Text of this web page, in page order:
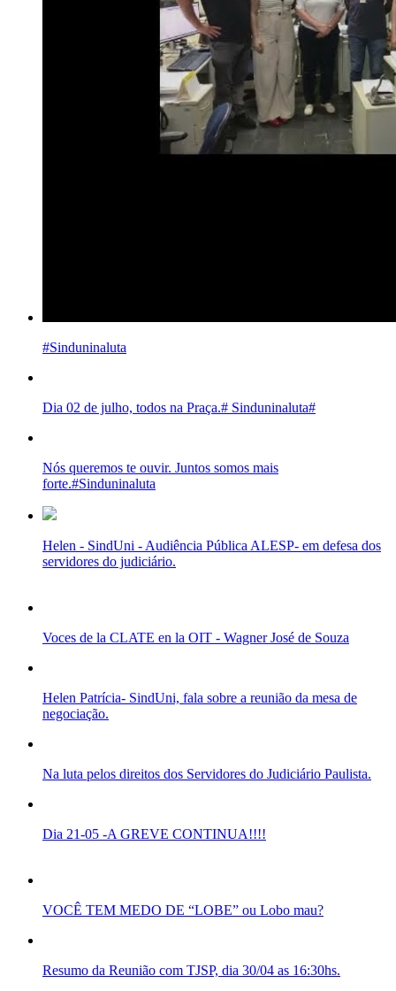
#Sinduninaluta
Dia 02 de julho, todos na Praça.# Sinduninaluta#
Nós queremos te ouvir. Juntos somos mais
forte.#Sinduninaluta
Helen - SindUni - Audiência Pública ALESP- em defesa dos
servidores do judiciário.
Voces de la CLATE en la OIT - Wagner José de Souza
Helen Patrícia- SindUni, fala sobre a reunião da mesa de
negociação.
Na luta pelos direitos dos Servidores do Judiciário Paulista.
Dia 21-05 -A GREVE CONTINUA!!!!
VOCÊ TEM MEDO DE “LOBE” ou Lobo mau?
Resumo da Reunião com TJSP, dia 30/04 as 16:30hs.